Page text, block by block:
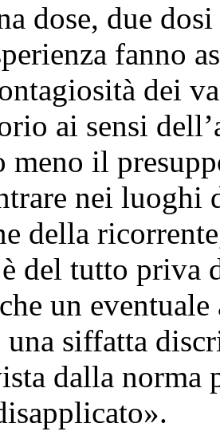
dose, due
fanno
dei
ai sensi
meno il
nei
della
del tutto priva
un
una siffatta
dalla norma